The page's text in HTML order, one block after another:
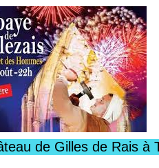
de Gilles de Rais à